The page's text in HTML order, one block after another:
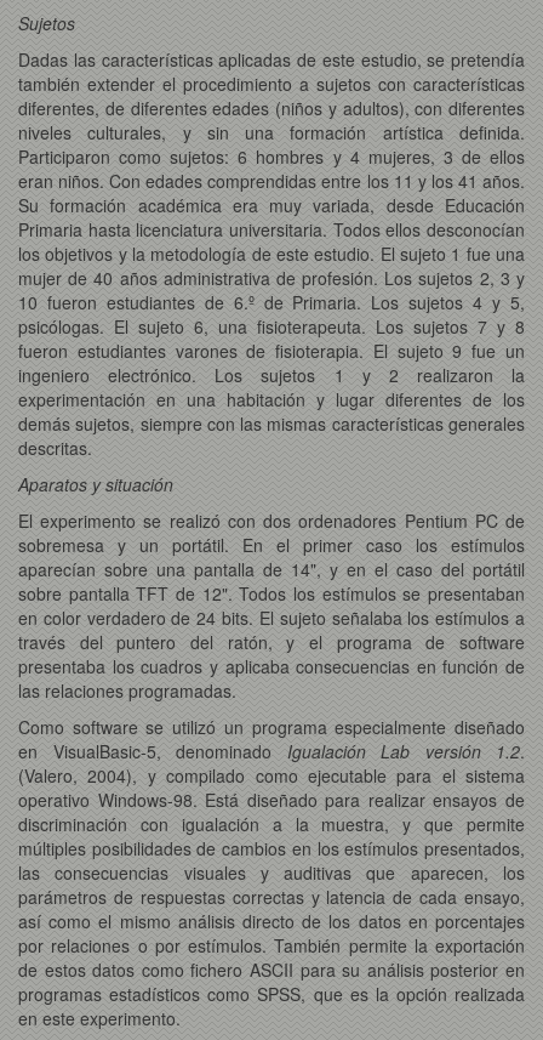
Sujetos
Dadas las características aplicadas de este estudio, se pretendía
también extender el procedimiento a sujetos con características
diferentes, de diferentes edades (niños y adultos), con diferentes
niveles culturales, y sin una formación artística definida.
Participaron como sujetos: 6 hombres y 4 mujeres, 3 de ellos
eran niños. Con edades comprendidas entre los 11 y los 41 años.
Su formación académica era muy variada, desde Educación
Primaria hasta licenciatura universitaria. Todos ellos desconocían
los objetivos y la metodología de este estudio. El sujeto 1 fue una
mujer de 40 años administrativa de profesión. Los sujetos 2, 3 y
10 fueron estudiantes de 6.º de Primaria. Los sujetos 4 y 5,
psicólogas. El sujeto 6, una fisioterapeuta. Los sujetos 7 y 8
fueron estudiantes varones de fisioterapia. El sujeto 9 fue un
ingeniero electrónico. Los sujetos 1 y 2 realizaron la
experimentación en una habitación y lugar diferentes de los
demás sujetos, siempre con las mismas características generales
descritas.
Aparatos y situación
El experimento se realizó con dos ordenadores Pentium PC de
sobremesa y un portátil. En el primer caso los estímulos
aparecían sobre una pantalla de 14", y en el caso del portátil
sobre pantalla TFT de 12". Todos los estímulos se presentaban
en color verdadero de 24 bits. El sujeto señalaba los estímulos a
través del puntero del ratón, y el programa de software
presentaba los cuadros y aplicaba consecuencias en función de
las relaciones programadas.
Como software se utilizó un programa especialmente diseñado
en VisualBasic-5, denominado Igualación Lab versión 1.2.
(Valero, 2004), y compilado como ejecutable para el sistema
operativo Windows-98. Está diseñado para realizar ensayos de
discriminación con igualación a la muestra, y que permite
múltiples posibilidades de cambios en los estímulos presentados,
las consecuencias visuales y auditivas que aparecen, los
parámetros de respuestas correctas y latencia de cada ensayo,
así como el mismo análisis directo de los datos en porcentajes
por relaciones o por estímulos. También permite la exportación
de estos datos como fichero ASCII para su análisis posterior en
programas estadísticos como SPSS, que es la opción realizada
en este experimento.